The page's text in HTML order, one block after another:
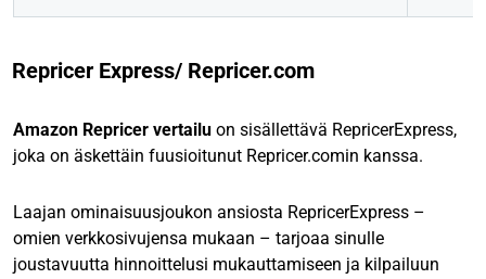
Repricer Express/ Repricer.com
Amazon Repricer vertailu on sisällettävä RepricerExpress,
joka on äskettäin fuusioitunut Repricer.comin kanssa.
Laajan ominaisuusjoukon ansiosta RepricerExpress –
omien verkkosivujensa mukaan – tarjoaa sinulle
joustavuutta hinnoittelusi mukauttamiseen ja kilpailuun